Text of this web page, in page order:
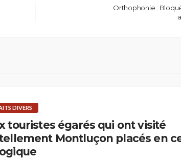
Orthophonie :
DIVERS
touristes égarés qui ont visité
Montluçon placés en